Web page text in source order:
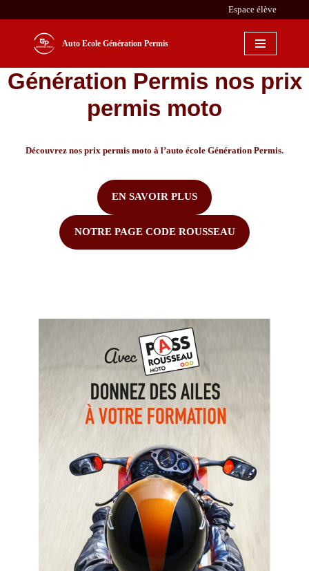
contenu
Espace élève
Auto Ecole Génération Permis
Génération Permis nos prix
permis moto
Découvrez nos prix permis moto à l’auto école Génération Permis.
EN SAVOIR PLUS
NOTRE PAGE CODE ROUSSEAU